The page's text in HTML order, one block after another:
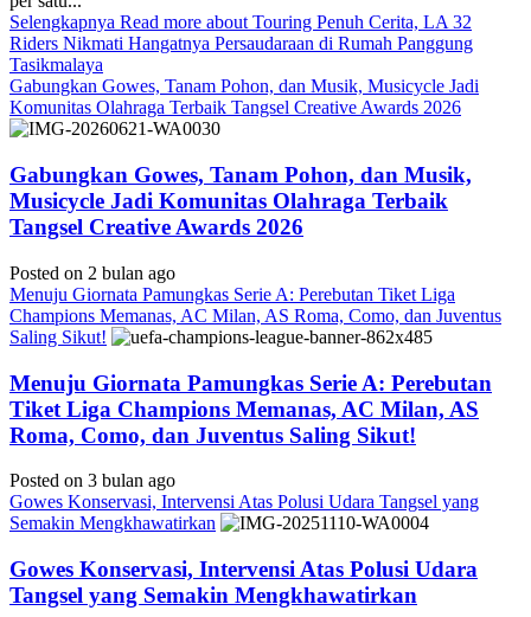
Selengkapnya Read more about Touring Penuh Cerita, LA 32
Riders Nikmati Hangatnya Persaudaraan di Rumah Panggung
Tasikmalaya
Gabungkan Gowes, Tanam Pohon, dan Musik, Musicycle Jadi
Komunitas Olahraga Terbaik Tangsel Creative Awards 2026
Gabungkan Gowes, Tanam Pohon, dan Musik,
Musicycle Jadi Komunitas Olahraga Terbaik
Tangsel Creative Awards 2026
Posted on 2 bulan ago
Menuju Giornata Pamungkas Serie A: Perebutan Tiket Liga
Champions Memanas, AC Milan, AS Roma, Como, dan Juventus
Saling Sikut!
Menuju Giornata Pamungkas Serie A: Perebutan
Tiket Liga Champions Memanas, AC Milan, AS
Roma, Como, dan Juventus Saling Sikut!
Posted on 3 bulan ago
Gowes Konservasi, Intervensi Atas Polusi Udara Tangsel yang
Semakin Mengkhawatirkan
Gowes Konservasi, Intervensi Atas Polusi Udara
Tangsel yang Semakin Mengkhawatirkan